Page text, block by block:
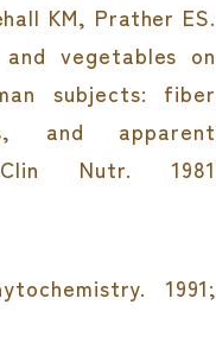
KM, Prather ES.
vegetables on
subjects: fiber
and apparent
Nutr. 1981
1991;